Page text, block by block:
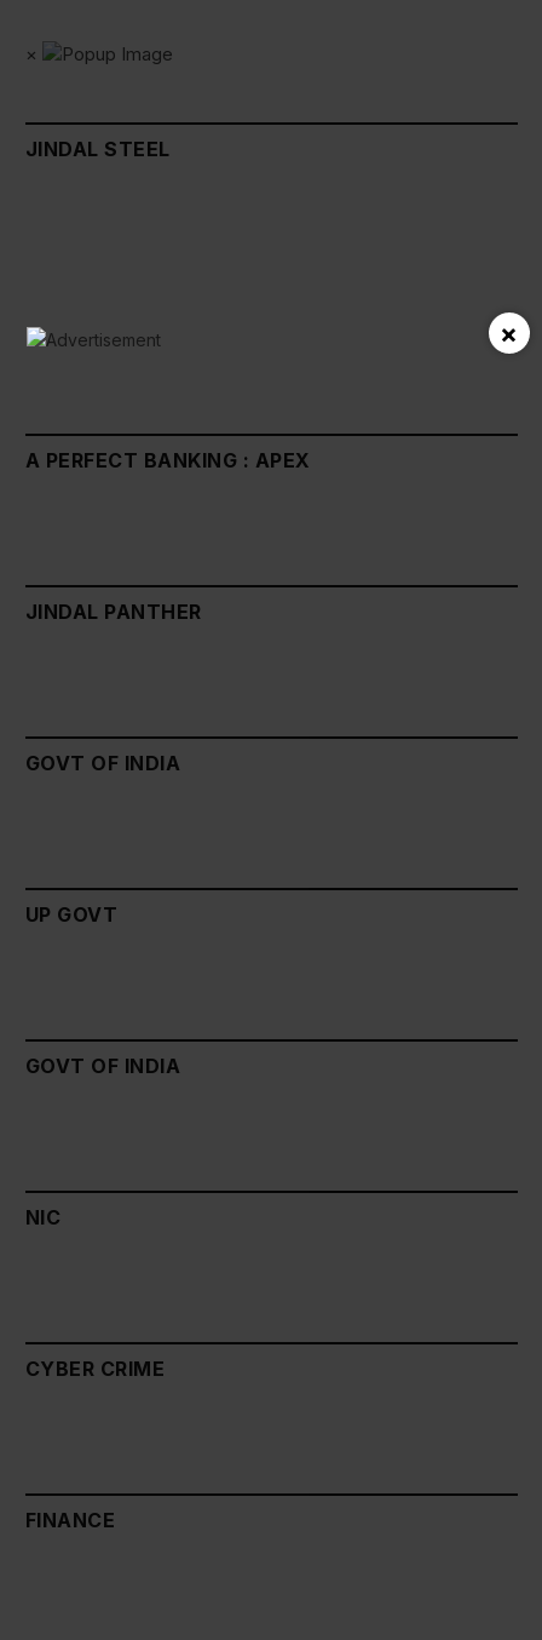
×
JINDAL STEEL
A PERFECT BANKING : APEX
JINDAL PANTHER
GOVT OF INDIA
UP GOVT
GOVT OF INDIA
NIC
CYBER CRIME
FINANCE
×